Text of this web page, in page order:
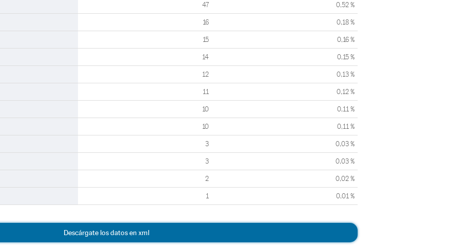
47 0,52 %
16 0,18 %
15 0,16 %
14 0,15 %
12 0,13 %
11 0,12 %
10 0,11 %
10 0,11 %
3 0,03 %
3 0,03 %
2 0,02 %
1 0,01 %
Descárgate los datos en xml